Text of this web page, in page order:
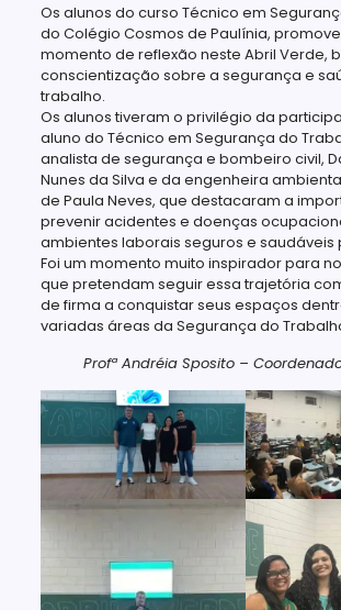
Os alunos do curso Técnico em
do Colégio Cosmos de Paulínia,
momento de reflexão neste Abril Verde,
conscientização sobre a segurança e
trabalho.
Os alunos tiveram o privilégio da
aluno do Técnico em Segurança do
analista de segurança e bombeiro civil,
Nunes da Silva e da engenheira
de Paula Neves, que destacaram a
prevenir acidentes e doenças
ambientes laborais seguros e saudáveis
Foi um momento muito inspirador para
que pretendam seguir essa trajetória
de firma a conquistar seus espaços
variadas áreas da Segurança do
Profª Andréia Sposito –